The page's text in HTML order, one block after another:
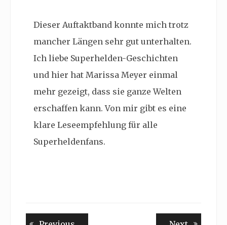
Dieser Auftaktband konnte mich trotz
mancher Längen sehr gut unterhalten.
Ich liebe Superhelden-Geschichten
und hier hat Marissa Meyer einmal
mehr gezeigt, dass sie ganze Welten
erschaffen kann. Von mir gibt es eine
klare Leseempfehlung für alle
Superheldenfans.